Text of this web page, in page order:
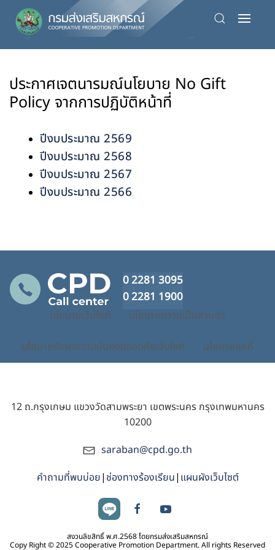
Skip
to
content
ประกาศเจตนารมณ์นโยบาย No Gift
Policy จากการปฏิบัติหน้าที่
ปีงบประมาณ 2569
ปีงบประมาณ 2568
ปีงบประมาณ 2567
ปีงบประมาณ 2566
0 2281 3095
0 2281 1900
นโยบายเว็บไซต์ นโยบายความเป็นส่วนตัว
นโยบายรักษาความมั่นคงปลอดภัยเว็บไซต์ นโยบายคุกกี้
12 ถ.กรุงเกษม แขวงวัดสามพระยา เขตพระนคร กรุงเทพมหานคร
10200
saraban@cpd.go.th
คำถามที่พบบ่อย| ช่องทางร้องเรียน| แผนผังเว็บไซต์
สงวนลิขสิทธิ์ พ.ศ.2568 โดยกรมส่งเสริมสหกรณ์
Copy Right © 2025 Cooperative Promotion Department. All rights Reserved